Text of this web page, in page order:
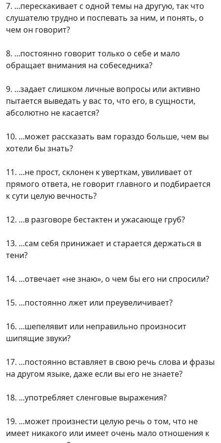
7. ...перескакивает с одной темы на другую, так что
слушателю трудно и поспевать за ним, и понять, о
чем он говорит?
8. ...постоянно говорит только о себе и мало
обращает внимания на собеседника?
9. ...задает слишком личные вопросы или активно
пытается выведать у вас то, что его, в сущности,
абсолютно не касается?
10. ...может рассказать вам гораздо больше, чем вы
хотели бы знать?
11. ...не прост, склонен к уверткам, увиливает от
прямого ответа, не говорит главного и подбирается
к сути целую вечность?
12. ...в разговоре бестактен и ужасающе груб?
13. ...сам себя принижает и старается держаться в
тени?
14. ...отвечает «не знаю», о чем бы его ни спросили?
15. ...постоянно лжет или преувеличивает?
16. ...шепелявит или неправильно произносит
шипящие звуки?
17. ...постоянно вставляет в свою речь слова и фразы
на другом языке, даже если вы его не знаете?
18. ...употребляет сленговые выражения?
19. ...может произнести целую речь о том, что не
имеет никакого или имеет очень мало отношения к